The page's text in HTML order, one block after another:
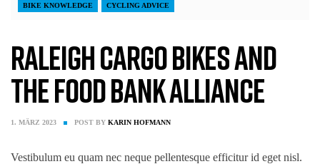
BIKE KNOWLEDGE CYCLING ADVICE
Raleigh Cargo Bikes and
The Food Bank Alliance
1. MÄRZ 2023 POST BY KARIN HOFMANN
Vestibulum eu quam nec neque pellentesque efficitur id eget nisl.